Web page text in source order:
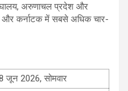
अरुणाचल प्रदेश और
और कर्नाटक में सबसे अधिक चार-
जून 2026, सोमवार